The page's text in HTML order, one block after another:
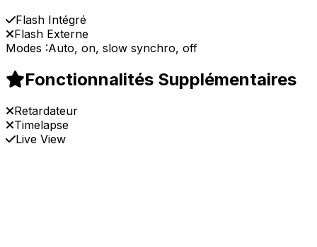
Flash Intégré
Flash Externe
Modes :Auto, on, slow synchro, off
Fonctionnalités Supplémentaires
Retardateur
Timelapse
Live View